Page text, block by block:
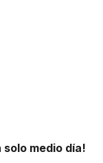
medio día!